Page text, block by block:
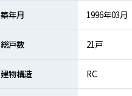
築年月 1996年03月
総戸数 21戸
建物構造 RC